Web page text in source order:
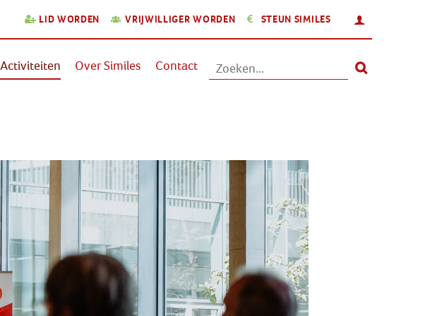
LID WORDEN VRIJWILLIGER WORDEN STEUN SIMILES
Activiteiten Over Similes Contact
Contact
Lid worden
Vrijwilliger worden
Steun Similes